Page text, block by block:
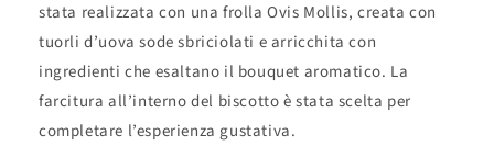
stata realizzata con una frolla Ovis Mollis, creata con
tuorli d’uova sode sbriciolati e arricchita con
ingredienti che esaltano il bouquet aromatico. La
farcitura all’interno del biscotto è stata scelta per
completare l’esperienza gustativa.